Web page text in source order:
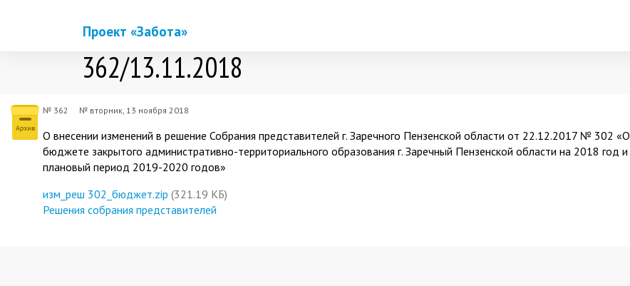
Проект «Забота»
362/13.11.2018
№ 362 № вторник, 13 ноября 2018
О внесении изменений в решение Собрания представителей г. Заречного Пензенской области от 22.12.2017 № 302 «О
бюджете закрытого административно-территориального образования г. Заречный Пензенской области на 2018 год и
плановый период 2019-2020 годов»
изм_реш 302_бюджет.zip (321.19 КБ)
Решения собрания представителей